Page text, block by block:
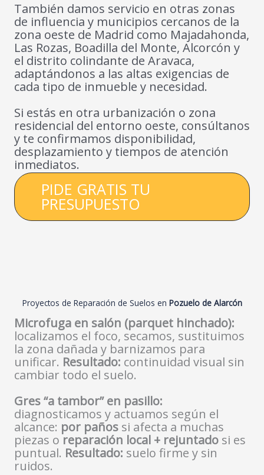
También damos servicio en otras zonas
de influencia y municipios cercanos de la
zona oeste de Madrid como Majadahonda,
Las Rozas, Boadilla del Monte, Alcorcón y
el distrito colindante de Aravaca,
adaptándonos a las altas exigencias de
cada tipo de inmueble y necesidad.
Si estás en otra urbanización o zona
residencial del entorno oeste, consúltanos
y te confirmamos disponibilidad,
desplazamiento y tiempos de atención
inmediatos.
PIDE GRATIS TU
PRESUPUESTO
Proyectos de Reparación de Suelos en Pozuelo de Alarcón
Microfuga en salón (parquet hinchado):
localizamos el foco, secamos, sustituimos
la zona dañada y barnizamos para
unificar. Resultado: continuidad visual sin
cambiar todo el suelo.
Gres “a tambor” en pasillo:
diagnosticamos y actuamos según el
alcance: por paños si afecta a muchas
piezas o reparación local + rejuntado si es
puntual. Resultado: suelo firme y sin
ruidos.